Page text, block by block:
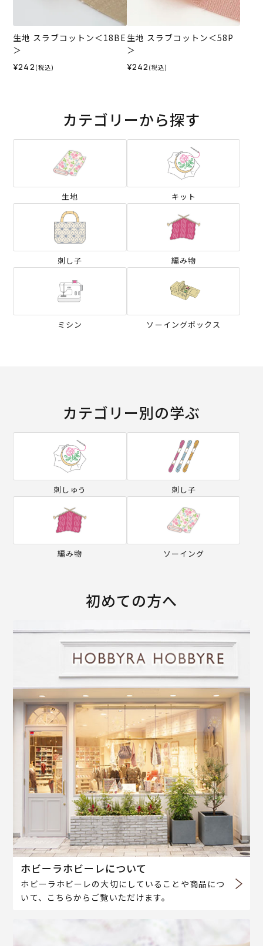
生地 スラブコットン＜18BE
＞
¥242 (税込)
生地 スラブコットン＜58P
＞
¥242 (税込)
カテゴリーから探す
生地 キット
刺し子 編み物
ミシン ソーイングボックス
カテゴリー別の学ぶ
刺しゅう 刺し子
編み物 ソーイング
初めての方へ
ホビーラホビーレについて
ホビーラホビーレの大切にしていることや商品につ
いて、こちらからご覧いただけます。